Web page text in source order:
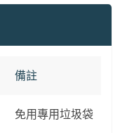
備註
免用專用垃圾袋